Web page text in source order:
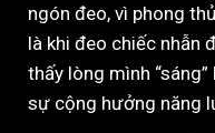
ngón đeo, vì phong
là khi đeo chiếc nhẫn
thấy lòng mình
sự cộng hưởng năng